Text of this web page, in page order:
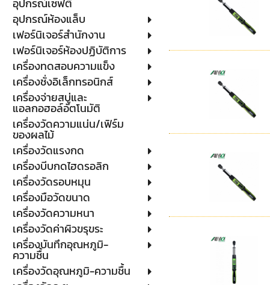
อุปกรณ์เซฟตี้
อุปกรณ์ห้องแล็บ
เฟอร์นิเจอร์สำนักงาน
เฟอร์นิเจอร์ห้องปฏิบัติการ
เครื่องทดสอบความแข็ง
เครื่องชั่งอิเล็กทรอนิกส์
เครื่องจ่ายสบู่และ
แอลกอฮอล์อัตโนมัติ
เครื่องวัดความแน่น/เฟิร์ม
ของผลไม้
เครื่องวัดแรงกด
เครื่องบีบกดไฮดรอลิก
เครื่องวัดรอบหมุน
เครื่องมือวัดขนาด
เครื่องวัดความหนา
เครื่องวัดค่าผิวขรุขระ
เครื่องบันทึกอุณหภูมิ-
ความชื้น
เครื่องวัดอุณหภูมิ-ความชื้น